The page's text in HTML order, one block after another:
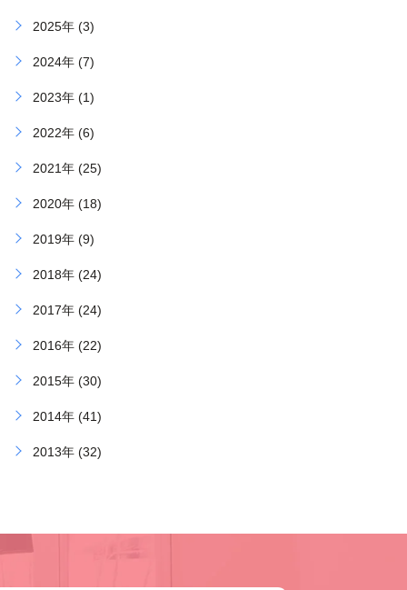
2025年 (3)
2024年 (7)
2023年 (1)
2022年 (6)
2021年 (25)
2020年 (18)
2019年 (9)
2018年 (24)
2017年 (24)
2016年 (22)
2015年 (30)
2014年 (41)
2013年 (32)